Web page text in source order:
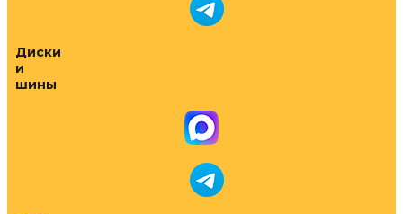
Диски
и
шины